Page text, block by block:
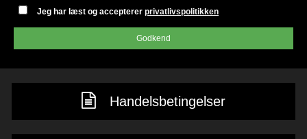
Jeg har læst og acceptererprivatlivspolitikken
Godkend
Handelsbetingelser